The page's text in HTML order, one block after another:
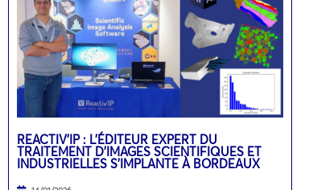
REACTIV’IP : L’ÉDITEUR EXPERT DU
TRAITEMENT D’IMAGES SCIENTIFIQUES ET
INDUSTRIELLES S’IMPLANTE À BORDEAUX